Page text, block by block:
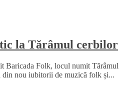
la Tărâmul cerbilor
Baricada Folk, locul numit Tărâmul
nou iubitorii de muzică folk și...